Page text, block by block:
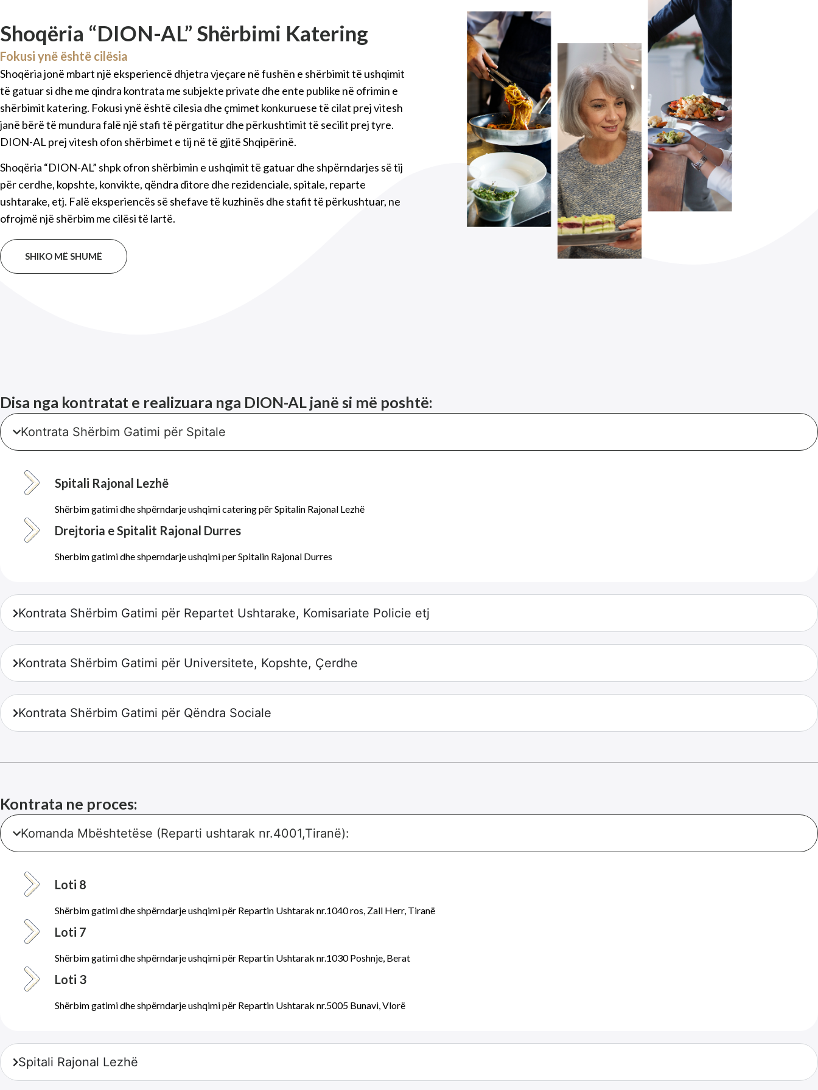
Shoqëria “DION-AL” Shërbimi Katering
Fokusi ynë është cilësia
Shoqëria jonë mbart një eksperiencë dhjetra vjeçare në fushën e shërbimit të ushqimit
të gatuar si dhe me qindra kontrata me subjekte private dhe ente publike në ofrimin e
shërbimit katering. Fokusi ynë është cilesia dhe çmimet konkuruese të cilat prej vitesh
janë bërë të mundura falë një stafi të përgatitur dhe përkushtimit të secilit prej tyre.
DION-AL prej vitesh ofon shërbimet e tij në të gjitë Shqipërinë.
Shoqëria “DION-AL” shpk ofron shërbimin e ushqimit të gatuar dhe shpërndarjes së tij
për cerdhe, kopshte, konvikte, qëndra ditore dhe rezidenciale, spitale, reparte
ushtarake, etj. Falë eksperiencës së shefave të kuzhinës dhe stafit të përkushtuar, ne
ofrojmë një shërbim me cilësi të lartë.
SHIKO MË SHUMË
Disa nga kontratat e realizuara nga DION-AL janë si më poshtë:
Kontrata Shërbim Gatimi për Spitale
Spitali Rajonal Lezhë
Shërbim gatimi dhe shpërndarje ushqimi catering për Spitalin Rajonal Lezhë
Drejtoria e Spitalit Rajonal Durres
Sherbim gatimi dhe shperndarje ushqimi per Spitalin Rajonal Durres
Kontrata Shërbim Gatimi për Repartet Ushtarake, Komisariate Policie etj
Kontrata Shërbim Gatimi për Universitete, Kopshte, Çerdhe
Kontrata Shërbim Gatimi për Qëndra Sociale
Kontrata ne proces:
Komanda Mbështetëse (Reparti ushtarak nr.4001,Tiranë):
Loti 8
Shërbim gatimi dhe shpërndarje ushqimi për Repartin Ushtarak nr.1040 ros, Zall Herr, Tiranë
Loti 7
Shërbim gatimi dhe shpërndarje ushqimi për Repartin Ushtarak nr.1030 Poshnje, Berat
Loti 3
Shërbim gatimi dhe shpërndarje ushqimi për Repartin Ushtarak nr.5005 Bunavi, Vlorë
Spitali Rajonal Lezhë